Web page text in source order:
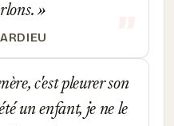
c'est pleurer son
un enfant, je ne le